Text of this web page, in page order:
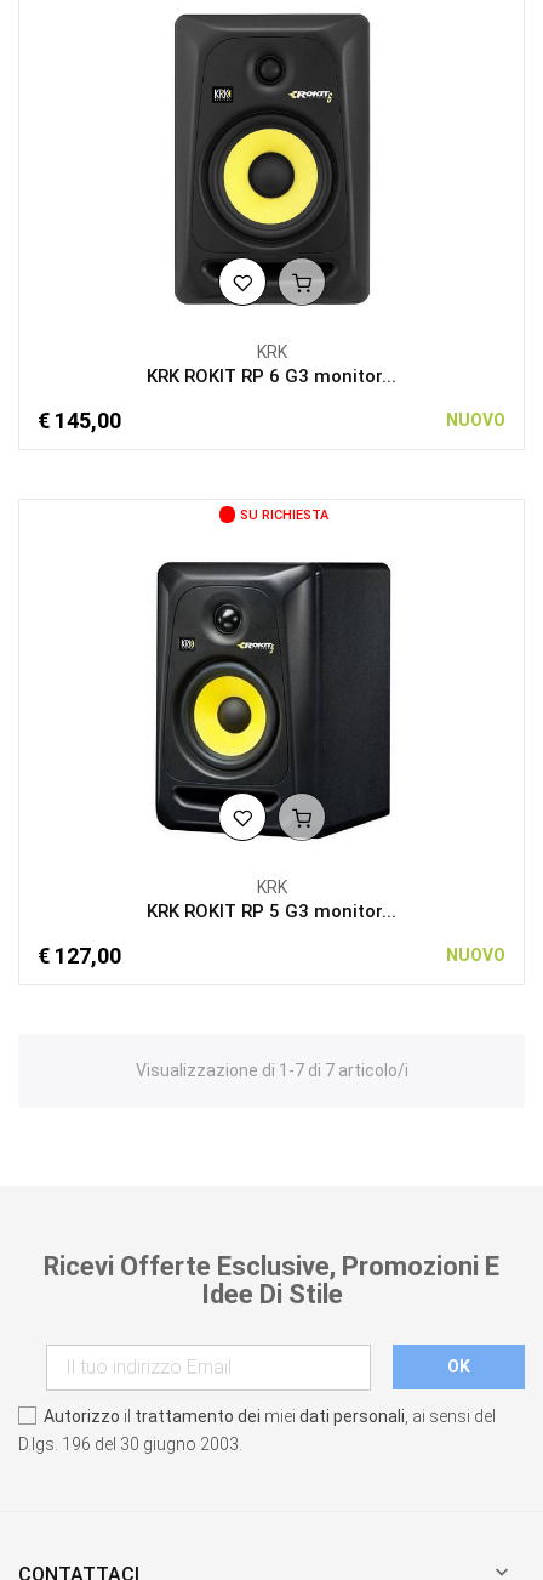
KRK
KRK ROKIT RP 6 G3 monitor...
€ 145,00 NUOVO
SU RICHIESTA
KRK
KRK ROKIT RP 5 G3 monitor...
€ 127,00 NUOVO
Visualizzazione di 1-7 di 7 articolo/i
Ricevi Offerte Esclusive, Promozioni E
Idee Di Stile
Autorizzo il trattamento dei miei dati personali , ai sensi del
D.lgs. 196 del 30 giugno 2003.
CONTATTACI 